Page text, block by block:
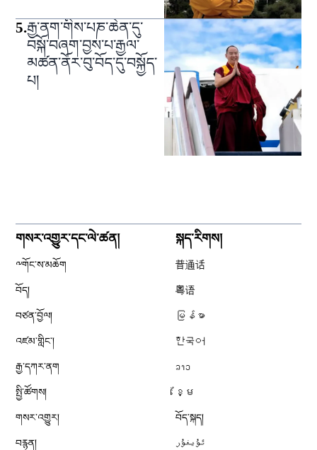
5.རྒྱ་ནག་གིས་པཎ་ཆེན་དུ་
བསྐོ་བཞག་བྱས་པ་རྒྱལ་
མཚན་ནོར་བུ་བོད་དུ་བསྐྱོད་
པ།
གསར་འགྱུར་དང་ལེ་ཚན།
༸གོང་ས་མཆོག
བོད།
བཙན་བྱོལ།
འཛམ་གླིང༌།
རྒྱ་དཀར་ནག
སྤྱི་ཚོགས།
གསར་འགྱུར།
བརྙན།
སྐད་རིགས།
普通话
粤语
မြန်မာ
한국어
ລາວ
ខ្មែ
བོད་སྐད།
ئۇيغۇر